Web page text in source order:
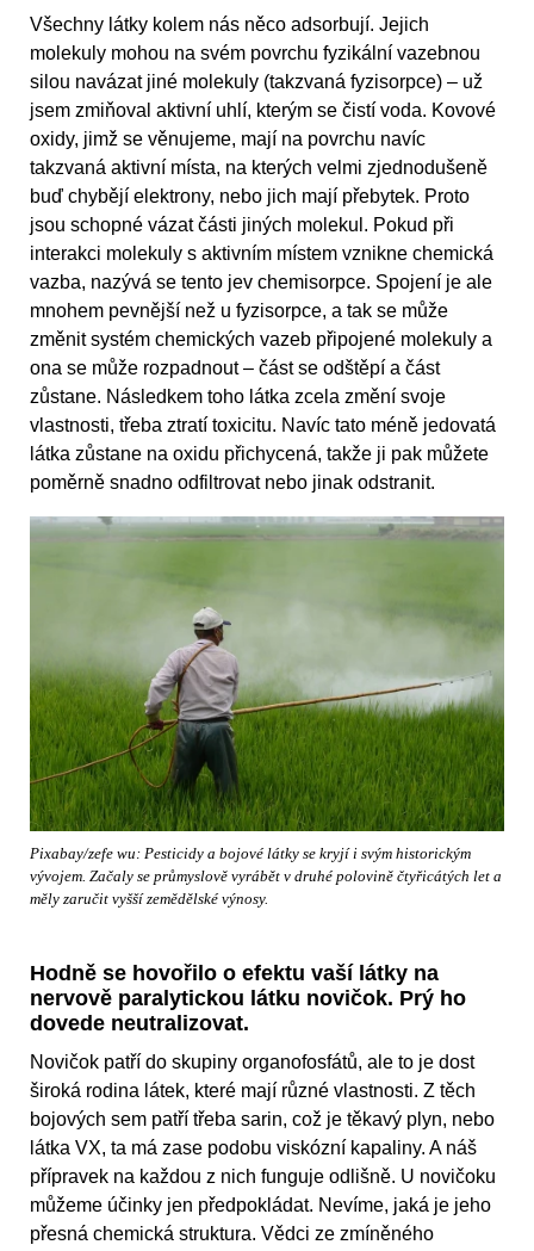
Všechny látky kolem nás něco adsorbují. Jejich
molekuly mohou na svém povrchu fyzikální vazebnou
silou navázat jiné molekuly (takzvaná fyzisorpce) – už
jsem zmiňoval aktivní uhlí, kterým se čistí voda. Kovové
oxidy, jimž se věnujeme, mají na povrchu navíc
takzvaná aktivní místa, na kterých velmi zjednodušeně
buď chybějí elektrony, nebo jich mají přebytek. Proto
jsou schopné vázat části jiných molekul. Pokud při
interakci molekuly s aktivním místem vznikne chemická
vazba, nazývá se tento jev chemisorpce. Spojení je ale
mnohem pevnější než u fyzisorpce, a tak se může
změnit systém chemických vazeb připojené molekuly a
ona se může rozpadnout – část se odštěpí a část
zůstane. Následkem toho látka zcela změní svoje
vlastnosti, třeba ztratí toxicitu. Navíc tato méně jedovatá
látka zůstane na oxidu přichycená, takže ji pak můžete
poměrně snadno odfiltrovat nebo jinak odstranit.
Pixabay/zefe wu: Pesticidy a bojové látky se kryjí i svým historickým
vývojem. Začaly se průmyslově vyrábět v druhé polovině čtyřicátých let a
měly zaručit vyšší zemědělské výnosy.
Hodně se hovořilo o efektu vaší látky na
nervově paralytickou látku novičok. Prý ho
dovede neutralizovat.
Novičok patří do skupiny organofosfátů, ale to je dost
široká rodina látek, které mají různé vlastnosti. Z těch
bojových sem patří třeba sarin, což je těkavý plyn, nebo
látka VX, ta má zase podobu viskózní kapaliny. A náš
přípravek na každou z nich funguje odlišně. U novičoku
můžeme účinky jen předpokládat. Nevíme, jaká je jeho
přesná chemická struktura. Vědci ze zmíněného